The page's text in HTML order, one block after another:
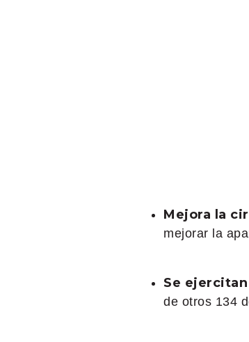
Mejora la
mejorar la
Se
de otros 134